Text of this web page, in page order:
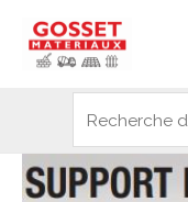
contenu
pour :